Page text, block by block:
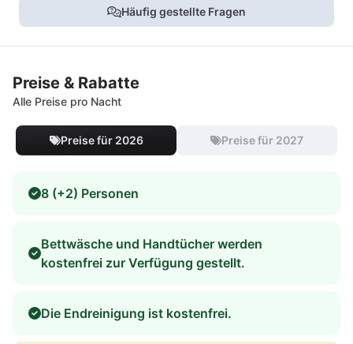
Häufig gestellte Fragen
Preise & Rabatte
Alle Preise pro Nacht
Preise für 2026 Preise für 2027
8 (+2) Personen
Bettwäsche und Handtücher werden
kostenfrei zur Verfügung gestellt.
Die Endreinigung ist kostenfrei.